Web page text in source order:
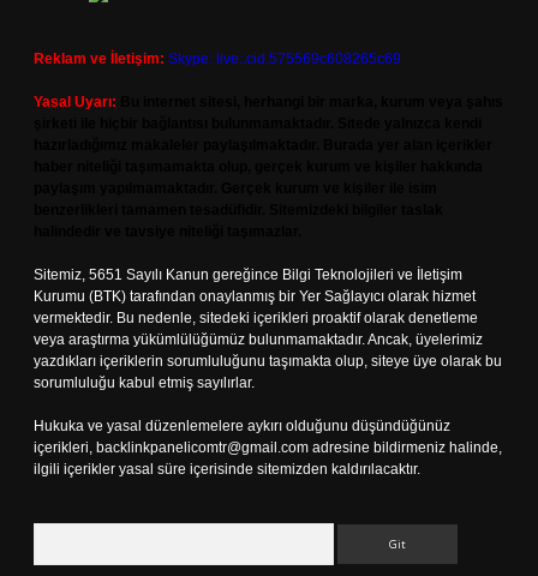
Reklam ve İletişim: Skype: live:.cid.575569c608265c69
Yasal Uyarı:
Sitemiz, 5651 Sayılı Kanun gereğince Bilgi Teknolojileri ve İletişim
Kurumu (BTK) tarafından onaylanmış bir Yer Sağlayıcı olarak hizmet
vermektedir. Bu nedenle, sitedeki içerikleri proaktif olarak denetleme
veya araştırma yükümlülüğümüz bulunmamaktadır. Ancak, üyelerimiz
yazdıkları içeriklerin sorumluluğunu taşımakta olup, siteye üye olarak bu
sorumluluğu kabul etmiş sayılırlar.
Hukuka ve yasal düzenlemelere aykırı olduğunu düşündüğünüz
içerikleri, backlinkpanelicomtr@gmail.com adresine bildirmeniz halinde,
ilgili içerikler yasal süre içerisinde sitemizden kaldırılacaktır.